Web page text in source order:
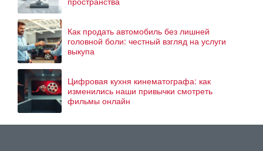
Как продать автомобиль без лишней
головной боли: честный взгляд на услуги
выкупа
Цифровая кухня кинематографа: как
изменились наши привычки смотреть
фильмы онлайн